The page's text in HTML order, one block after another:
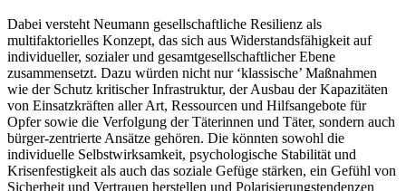
Dabei versteht Neumann gesellschaftliche Resilienz als
multifaktorielles Konzept, das sich aus Widerstandsfähigkeit auf
individueller, sozialer und gesamtgesellschaftlicher Ebene
zusammensetzt. Dazu würden nicht nur ‘klassische’ Maßnahmen
wie der Schutz kritischer Infrastruktur, der Ausbau der Kapazitäten
von Einsatzkräften aller Art, Ressourcen und Hilfsangebote für
Opfer sowie die Verfolgung der Täterinnen und Täter, sondern auch
bürger-zentrierte Ansätze gehören. Die könnten sowohl die
individuelle Selbstwirksamkeit, psychologische Stabilität und
Krisenfestigkeit als auch das soziale Gefüge stärken, ein Gefühl von
Sicherheit und Vertrauen herstellen und Polarisierungstendenzen